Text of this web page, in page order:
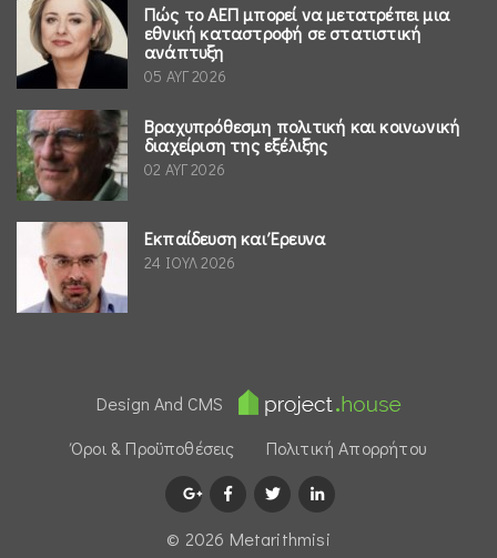
Πώς το ΑΕΠ μπορεί να μετατρέπει μια
εθνική καταστροφή σε στατιστική
ανάπτυξη
05 ΑΥΓ 2026
Βραχυπρόθεσμη πολιτική και κοινωνική
διαχείριση της εξέλιξης
02 ΑΥΓ 2026
Εκπαίδευση και Έρευνα
24 ΙΟΥΛ 2026
Design And CMS
Όροι & Προϋποθέσεις
Πολιτική Απορρήτου
© 2026 Μetarithmisi